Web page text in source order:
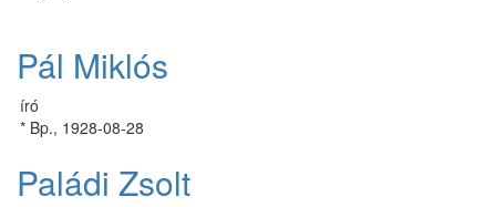
Pál Miklós
író
* Bp., 1928-08-28
Paládi Zsolt